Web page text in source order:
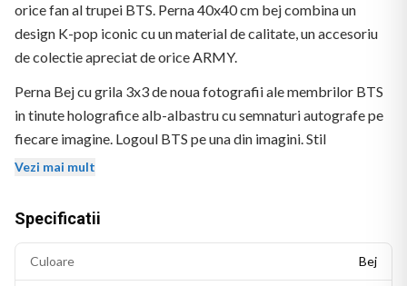
orice fan al trupei BTS. Perna 40x40 cm bej combina un
design K-pop iconic cu un material de calitate, un accesoriu
de colectie apreciat de orice ARMY.
Perna Bej cu grila 3x3 de noua fotografii ale membrilor BTS
in tinute holografice alb-albastru cu semnaturi autografe pe
fiecare imagine. Logoul BTS pe una din imagini. Stil
fotografie editata.
Vezi mai mult
Specificatii
Culoare Bej